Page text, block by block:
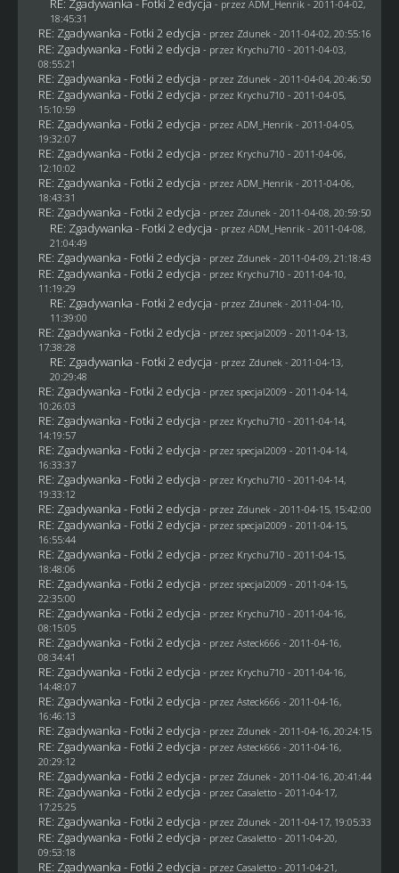
- przez ADM_Henrik - 2011-04-02,
18:45:31
RE: Zgadywanka - Fotki 2 edycja - przez Zdunek - 2011-04-02, 20:55:16
RE: Zgadywanka - Fotki 2 edycja - przez Krychu710 - 2011-04-03,
08:55:21
RE: Zgadywanka - Fotki 2 edycja - przez Zdunek - 2011-04-04, 20:46:50
RE: Zgadywanka - Fotki 2 edycja - przez Krychu710 - 2011-04-05,
15:10:59
RE: Zgadywanka - Fotki 2 edycja - przez ADM_Henrik - 2011-04-05,
19:32:07
RE: Zgadywanka - Fotki 2 edycja - przez Krychu710 - 2011-04-06,
12:10:02
RE: Zgadywanka - Fotki 2 edycja - przez ADM_Henrik - 2011-04-06,
18:43:31
RE: Zgadywanka - Fotki 2 edycja - przez Zdunek - 2011-04-08, 20:59:50
RE: Zgadywanka - Fotki 2 edycja - przez ADM_Henrik - 2011-04-08,
21:04:49
RE: Zgadywanka - Fotki 2 edycja - przez Zdunek - 2011-04-09, 21:18:43
RE: Zgadywanka - Fotki 2 edycja - przez Krychu710 - 2011-04-10,
11:19:29
RE: Zgadywanka - Fotki 2 edycja - przez Zdunek - 2011-04-10,
11:39:00
RE: Zgadywanka - Fotki 2 edycja - przez specjal2009 - 2011-04-13,
17:38:28
RE: Zgadywanka - Fotki 2 edycja - przez Zdunek - 2011-04-13,
20:29:48
RE: Zgadywanka - Fotki 2 edycja - przez specjal2009 - 2011-04-14,
10:26:03
RE: Zgadywanka - Fotki 2 edycja - przez Krychu710 - 2011-04-14,
14:19:57
RE: Zgadywanka - Fotki 2 edycja - przez specjal2009 - 2011-04-14,
16:33:37
RE: Zgadywanka - Fotki 2 edycja - przez Krychu710 - 2011-04-14,
19:33:12
RE: Zgadywanka - Fotki 2 edycja - przez Zdunek - 2011-04-15, 15:42:00
RE: Zgadywanka - Fotki 2 edycja - przez specjal2009 - 2011-04-15,
16:55:44
RE: Zgadywanka - Fotki 2 edycja - przez Krychu710 - 2011-04-15,
18:48:06
RE: Zgadywanka - Fotki 2 edycja - przez specjal2009 - 2011-04-15,
22:35:00
RE: Zgadywanka - Fotki 2 edycja - przez Krychu710 - 2011-04-16,
08:15:05
RE: Zgadywanka - Fotki 2 edycja - przez Asteck666 - 2011-04-16,
08:34:41
RE: Zgadywanka - Fotki 2 edycja - przez Krychu710 - 2011-04-16,
14:48:07
RE: Zgadywanka - Fotki 2 edycja - przez Asteck666 - 2011-04-16,
16:46:13
RE: Zgadywanka - Fotki 2 edycja - przez Zdunek - 2011-04-16, 20:24:15
RE: Zgadywanka - Fotki 2 edycja - przez Asteck666 - 2011-04-16,
20:29:12
RE: Zgadywanka - Fotki 2 edycja - przez Zdunek - 2011-04-16, 20:41:44
RE: Zgadywanka - Fotki 2 edycja - przez Casaletto- 2011-04-17,
17:25:25
RE: Zgadywanka - Fotki 2 edycja - przez Zdunek - 2011-04-17, 19:05:33
RE: Zgadywanka - Fotki 2 edycja - przez Casaletto- 2011-04-20,
09:53:18
RE: Zgadywanka - Fotki 2 edycja - przez Casaletto- 2011-04-21,